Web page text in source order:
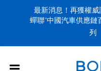
最新消息！再獲權
蟬聯“中國汽車供應鏈
列